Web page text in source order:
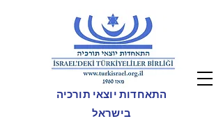
התאחדות יוצאי תורכיה
בישראל